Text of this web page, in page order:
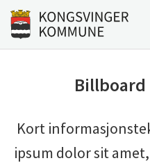
Til innhold
Gå til forsiden
Kort
ipsum dolor sit